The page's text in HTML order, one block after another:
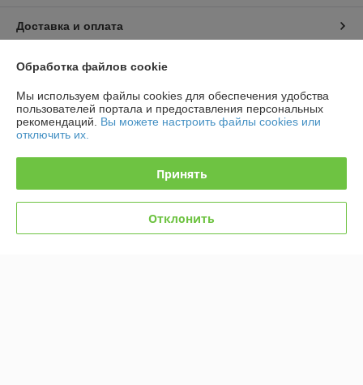
Доставка и оплата
График работы
Полная версия сайта
Политика обработки cookies
Сайт создан на платформе Deal.by
Обработка файлов cookie
Мы используем файлы cookies для обеспечения удобства
пользователей портала и предоставления персональных
рекомендаций. Вы можете настроить файлы cookies или
отключить их.
Принять
Отклонить